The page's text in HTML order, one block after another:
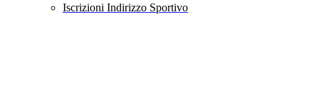
Iscrizioni Indirizzo Sportivo